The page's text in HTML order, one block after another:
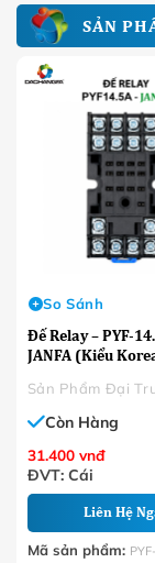
SẢN
Đế Relay – PYF-
JANFA (Kiểu
So Sánh
Còn Hàng
31.400 vnđ
ĐVT: Cái
Liên Hệ
Mã sản phẩm: